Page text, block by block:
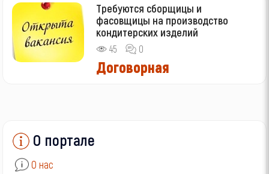
Требуются сборщицы и
фасовщицы на производство
кондитерских изделий
45 0
Договорная
О портале
О нас